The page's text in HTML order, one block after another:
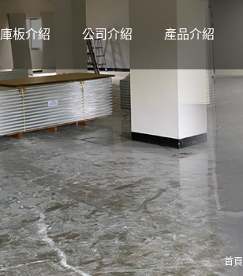
庫板介紹 公司介紹 產品介紹
首頁